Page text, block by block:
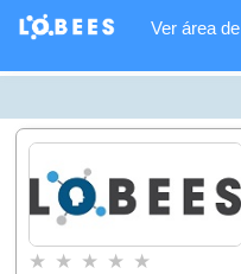
Ver área de
Categorías
×
Alimentación
Bebidas
Lista
Items
×
item
Buscador
×
★ ★ ★ ★ ★